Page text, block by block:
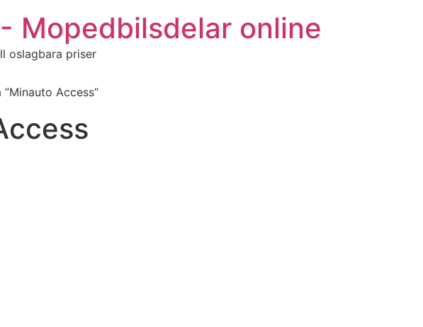
Mopedbilsdelar online
oslagbara priser
Access”